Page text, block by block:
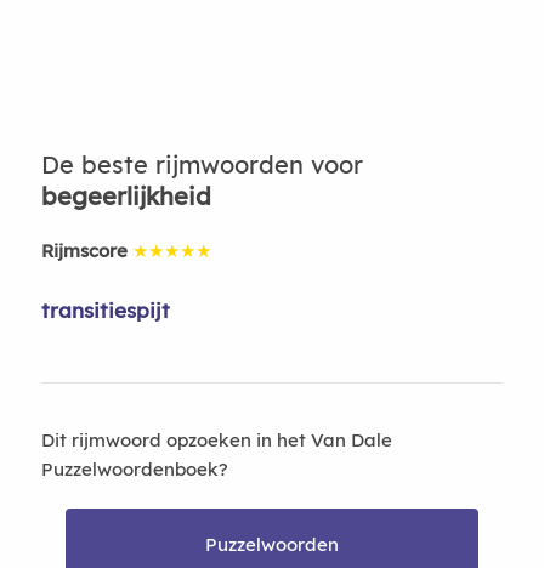
De beste rijmwoorden voor
begeerlijkheid
Rijmscore ★★★★★
transitiespijt
Dit rijmwoord opzoeken in het Van Dale
Puzzelwoordenboek?
Puzzelwoorden